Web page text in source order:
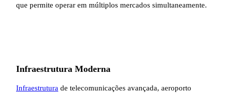
que permite operar em múltiplos mercados simultaneamente.
Infraestrutura Moderna
Infraestrutura de telecomunicações avançada, aeroporto